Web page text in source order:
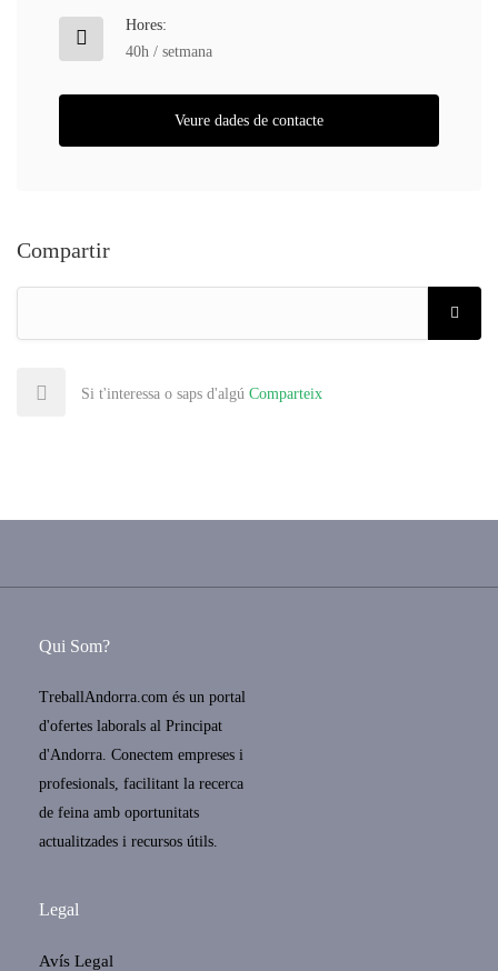
Hores:
40h / setmana
Veure dades de contacte
Compartir
Si t'interessa o saps d'algú Comparteix
Qui Som?
TreballAndorra.com és un portal
d'ofertes laborals al Principat
d'Andorra. Conectem empreses i
profesionals, facilitant la recerca
de feina amb oportunitats
actualitzades i recursos útils.
Legal
Avís Legal